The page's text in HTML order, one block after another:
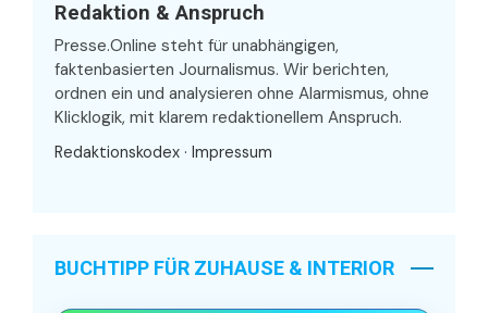
Redaktion & Anspruch
Presse.Online steht für unabhängigen,
faktenbasierten Journalismus. Wir berichten,
ordnen ein und analysieren ohne Alarmismus, ohne
Klicklogik, mit klarem redaktionellem Anspruch.
Redaktionskodex · Impressum
BUCHTIPP FÜR ZUHAUSE & INTERIOR